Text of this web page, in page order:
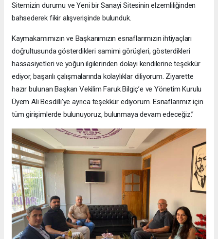
Sitemizin durumu ve Yeni bir Sanayi Sitesinin elzemliliğinden
bahsederek fikir alışverişinde bulunduk.
Kaymakamımızın ve Başkanımızın esnaflarımızın ihtiyaçları
doğrultusunda gösterdikleri samimi görüşleri, gösterdikleri
hassasiyetleri ve yoğun ilgilerinden dolayı kendilerine teşekkür
ediyor, başarılı çalışmalarında kolaylıklar diliyorum. Ziyarette
hazır bulunan Başkan Vekilim Faruk Bilgiç’e ve Yönetim Kurulu
Üyem Ali Besdilli’ye ayrıca teşekkür ediyorum. Esnaflarımız için
tüm girişimlerde bulunuyoruz, bulunmaya devam edeceğiz.”